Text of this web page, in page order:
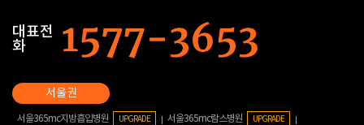
대표전
화
서울365mc지방흡입병원 UPGRADE 서울365mc람스병원 UPGRADE